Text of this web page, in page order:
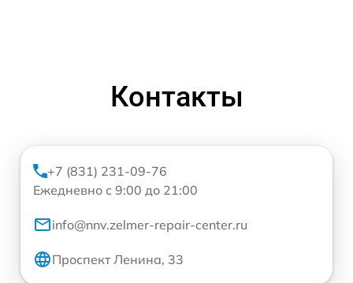
Контакты
+7 (831) 231-09-76
Ежедневно с 9:00 до 21:00
info@nnv.zelmer-repair-center.ru
Проспект Ленина, 33